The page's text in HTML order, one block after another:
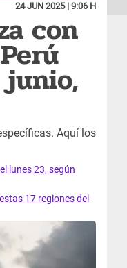
24 JUN 2025 | 9:06 H
con
Aquí los
lunes 23, según
17 regiones del